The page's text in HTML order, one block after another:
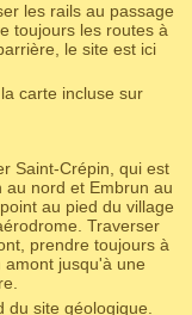
les rails au passage
toujours les routes à
le site est ici
carte incluse sur
Saint-Crépin, qui est
au nord et Embrun au
au pied du village
Traverser
prendre toujours à
jusqu'à une
site géologique.